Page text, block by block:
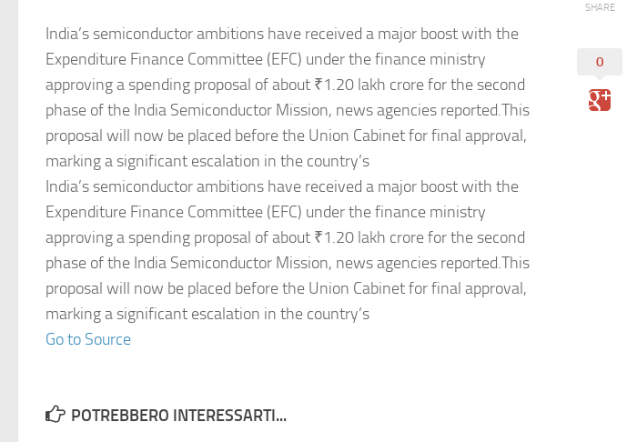
India’s semiconductor ambitions have received a major boost with the
Expenditure Finance Committee (EFC) under the finance ministry
approving a spending proposal of about ₹1.20 lakh crore for the second
phase of the India Semiconductor Mission, news agencies reported.This
proposal will now be placed before the Union Cabinet for final approval,
marking a significant escalation in the country’s
India’s semiconductor ambitions have received a major boost with the
Expenditure Finance Committee (EFC) under the finance ministry
approving a spending proposal of about ₹1.20 lakh crore for the second
phase of the India Semiconductor Mission, news agencies reported.This
proposal will now be placed before the Union Cabinet for final approval,
marking a significant escalation in the country’s
Go to Source
SHARE
0
POTREBBERO INTERESSARTI...